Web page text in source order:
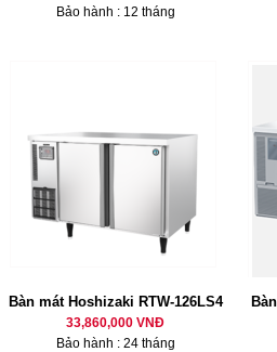
Bảo hành : 12 tháng
Bàn mát Hoshizaki RTW-126LS4
33,860,000 VNĐ
Bảo hành : 24 tháng